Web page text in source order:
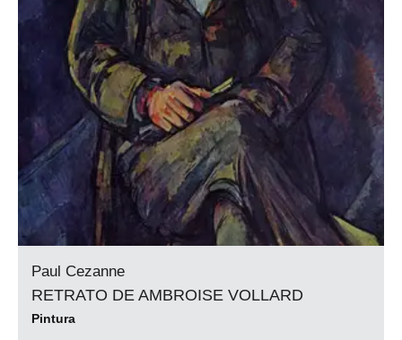
Paul Cezanne
RETRATO DE AMBROISE VOLLARD
Pintura